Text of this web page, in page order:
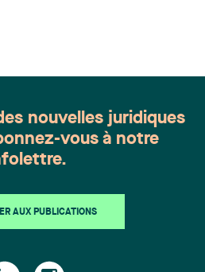
nouvelles juridiques
vous à notre
AUX PUBLICATIONS